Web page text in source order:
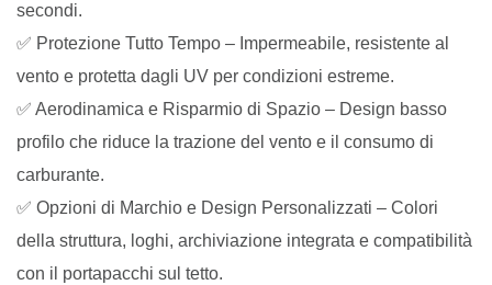
secondi.
✅ Protezione Tutto Tempo – Impermeabile, resistente al
vento e protetta dagli UV per condizioni estreme.
✅ Aerodinamica e Risparmio di Spazio – Design basso
profilo che riduce la trazione del vento e il consumo di
carburante.
✅ Opzioni di Marchio e Design Personalizzati – Colori
della struttura, loghi, archiviazione integrata e compatibilità
con il portapacchi sul tetto.